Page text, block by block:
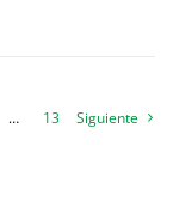
… 13 Siguiente